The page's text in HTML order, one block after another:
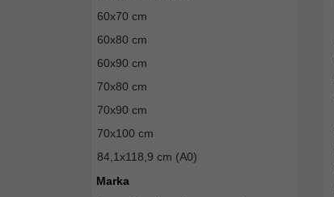
60x70 cm
60x80 cm
60x90 cm
70x80 cm
70x90 cm
70x100 cm
84,1x118,9 cm (A0)
Marka